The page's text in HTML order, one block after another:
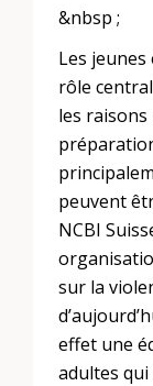
&nbsp ;
Les
rôle
les raisons
peuvent
NCBI
sur la
effet une
adultes